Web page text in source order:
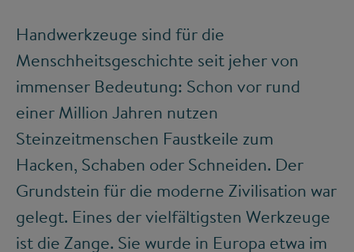
Handwerkzeuge sind für die
Menschheitsgeschichte seit jeher von
immenser Bedeutung: Schon vor rund
einer Million Jahren nutzen
Steinzeitmenschen Faustkeile zum
Hacken, Schaben oder Schneiden. Der
Grundstein für die moderne Zivilisation war
gelegt. Eines der vielfältigsten Werkzeuge
ist die Zange. Sie wurde in Europa etwa im